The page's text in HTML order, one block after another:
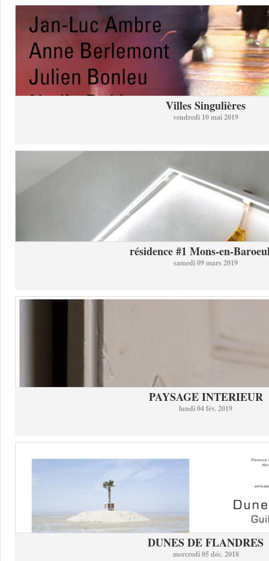
Villes Singulières
vendredi 10 mai 2019
résidence #1 Mons-en-
samedi 09 mars 2019
PAYSAGE INTERIEUR
lundi 04 fév. 2019
DUNES DE FLANDRES
mercredi 05 déc. 2018